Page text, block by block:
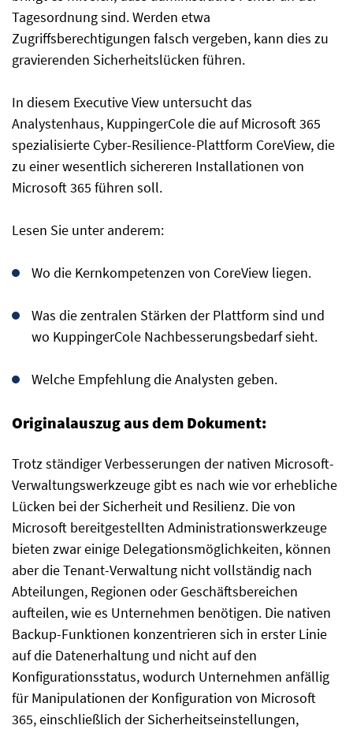
Tagesordnung sind. Werden etwa
Zugriffsberechtigungen falsch vergeben, kann dies zu
gravierenden Sicherheitslücken führen.
In diesem Executive View untersucht das
Analystenhaus, KuppingerCole die auf Microsoft 365
spezialisierte Cyber-Resilience-Plattform CoreView, die
zu einer wesentlich sichereren Installationen von
Microsoft 365 führen soll.
Lesen Sie unter anderem:
Wo die Kernkompetenzen von CoreView liegen.
Was die zentralen Stärken der Plattform sind und
wo KuppingerCole Nachbesserungsbedarf sieht.
Welche Empfehlung die Analysten geben.
Originalauszug aus dem Dokument:
Trotz ständiger Verbesserungen der nativen Microsoft-
Verwaltungswerkzeuge gibt es nach wie vor erhebliche
Lücken bei der Sicherheit und Resilienz. Die von
Microsoft bereitgestellten Administrationswerkzeuge
bieten zwar einige Delegationsmöglichkeiten, können
aber die Tenant-Verwaltung nicht vollständig nach
Abteilungen, Regionen oder Geschäftsbereichen
aufteilen, wie es Unternehmen benötigen. Die nativen
Backup-Funktionen konzentrieren sich in erster Linie
auf die Datenerhaltung und nicht auf den
Konfigurationsstatus, wodurch Unternehmen anfällig
für Manipulationen der Konfiguration von Microsoft
365, einschließlich der Sicherheitseinstellungen,